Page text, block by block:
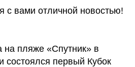
с вами отличной новостью!
на пляже «Спутник» в
состоялся первый Кубок